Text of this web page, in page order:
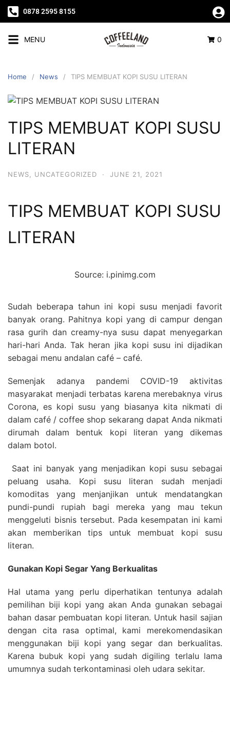
0878 2595 8155
MENU 0
Home News TIPS MEMBUAT KOPI SUSU LITERAN
TIPS MEMBUAT KOPI SUSU
LITERAN
NEWS UNCATEGORIZED · JUNE 21, 2021
TIPS MEMBUAT KOPI SUSU
LITERAN
Source: i.pinimg.com
Sudah beberapa tahun ini kopi susu menjadi favorit
banyak orang. Pahitnya kopi yang di campur dengan
rasa gurih dan creamy-nya susu dapat menyegarkan
hari-hari Anda. Tak heran jika kopi susu ini dijadikan
sebagai menu andalan café – café.
Semenjak adanya pandemi COVID-19 aktivitas
masyarakat menjadi terbatas karena merebaknya virus
Corona, es kopi susu yang biasanya kita nikmati di
dalam café / coffee shop sekarang dapat Anda nikmati
dirumah dalam bentuk kopi literan yang dikemas
dalam botol.
Saat ini banyak yang menjadikan kopi susu sebagai
peluang usaha. Kopi susu literan sudah menjadi
komoditas yang menjanjikan untuk mendatangkan
pundi-pundi rupiah bagi mereka yang mau tekun
menggeluti bisnis tersebut. Pada kesempatan ini kami
akan memberikan tips untuk membuat kopi susu
literan.
Gunakan Kopi Segar Yang Berkualitas
Hal utama yang perlu diperhatikan tentunya adalah
pemilihan biji kopi yang akan Anda gunakan sebagai
bahan dasar pembuatan kopi literan. Untuk hasil sajian
dengan cita rasa optimal, kami merekomendasikan
menggunakan biji kopi yang segar dan berkualitas.
Karena bubuk kopi yang sudah digiling terlalu lama
umumnya sudah terkontaminasi oleh udara sekitar.